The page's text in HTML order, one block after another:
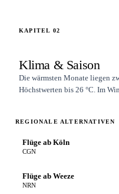
KAPITEL 02
Klima & Saison
Die wärmsten Monate liegen
Höchstwerten bis 26 °C. Im
REGIONALE ALTERNATIVEN
Flüge ab Köln
CGN
Flüge ab Weeze
NRN